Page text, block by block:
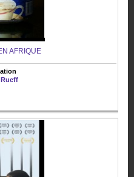
AFRIQUE